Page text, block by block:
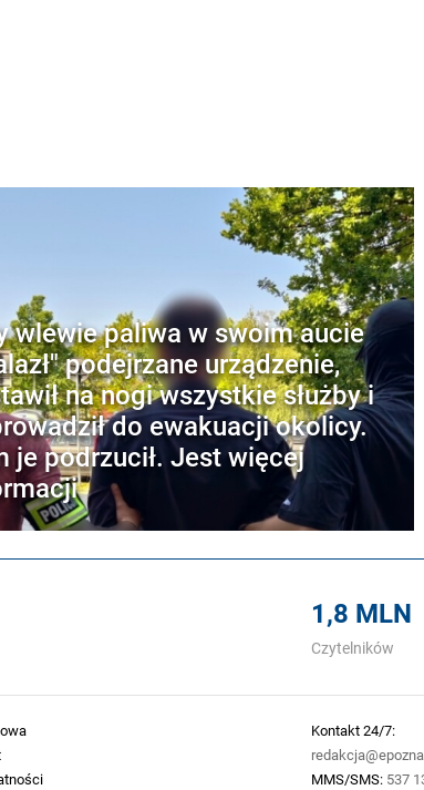
wlewie paliwa w swoim aucie
podejrzane urządzenie,
na nogi wszystkie służby i
do ewakuacji okolicy.
je podrzucił. Jest więcej
1,8 MLN
Czytelników
Kontakt 24/7:
MMS/SMS: 537